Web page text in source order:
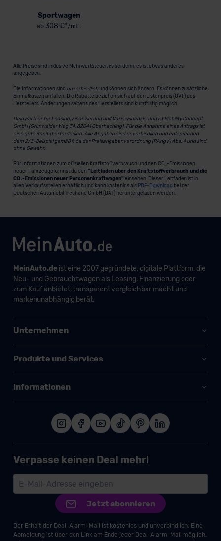
Sportwagen
ab 308 €*/mtl.
Alle Preise sind inklusive Mehrwertsteuer, es sei denn, es ist etwas anderes
angegeben.
Die Informationen sind unverbindlichund können sich ändern. Es können zusätzliche
Einmalkosten anfallen. Die Rabatte beziehen sich auf den Listenpreis (UVP) des
Herstellers. Änderungen seitens des Herstellers sind kurzfristig möglich.
Dein Partner für Leasing, Finanzierung und Vario-Finanzierung ist Mobility Concept
GmbH (Grünwalder Weg 34, 82041 Oberhaching). Für die Annahme eines Antrags ist
eine gute Bonität erforderlich. Alle Angaben sind unverbindlich und entsprechen
dem 2/3-Beispiel gemäß § 6a der Preisangabenverordnung (PAngV) Abs. 4 und sind
ohne Gewähr.
Für Informationen zum offiziellen Kraftstoffverbrauch und den CO₂-Emissionen
neuer Fahrzeuge kannst du den "Leitfaden über den Kraftstoffverbrauch und die
CO₂-Emissionen neuer Personenkraftwagen" einsehen. Dieser Leitfaden ist in
allen Verkaufsstellen erhältlich und kann kostenlos als PDF-Download bei der
Deutschen Automobil Treuhand GmbH (DAT) heruntergeladen werden.
MeinAuto.deist eine 2007 gegründete, digitale Plattform, die
Neu- und Gebrauchtwagen als Leasing, Finanzierung oder
zum Kauf anbietet, transparent vergleichbar macht und
markenunabhängig berät.
Unternehmen
Produkte und Services
Informationen
Verpasse keinen Deal mehr!
Jetzt abonnieren
Der Erhalt der Deal-Alarm-Mail ist kostenlos und unverbindlich. Eine
Abmeldung ist über den Link am Ende jeder Deal-Alarm-Mail möglich.